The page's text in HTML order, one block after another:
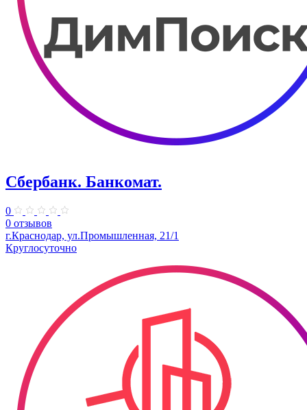
Сбербанк. Банкомат.
0
0 отзывов
г.Краснодар, ул.Промышленная, 21/1
Круглосуточно